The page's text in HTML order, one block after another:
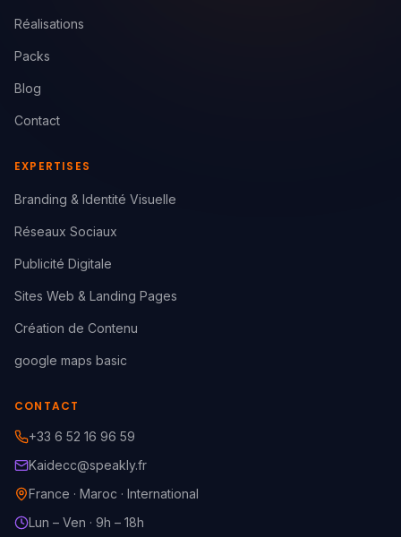
Réalisations
Packs
Blog
Contact
EXPERTISES
Branding & Identité Visuelle
Réseaux Sociaux
Publicité Digitale
Sites Web & Landing Pages
Création de Contenu
google maps basic
CONTACT
+33 6 52 16 96 59
Kaidecc@speakly.fr
France · Maroc · International
Lun – Ven · 9h – 18h